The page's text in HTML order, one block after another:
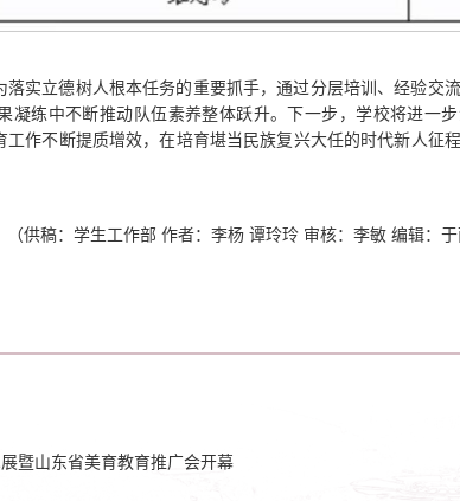
实立德树人根本任务的重要抓手，通过分层培训、经验交
凝练中不断推动队伍素养整体跃升。下一步，学校将进一
作不断提质增效，在培育堪当民族复兴大任的时代新人征
（供稿：学生工作部 作者：李杨 谭玲玲 审核：李敏 编辑：于
暨山东省美育教育推广会开幕